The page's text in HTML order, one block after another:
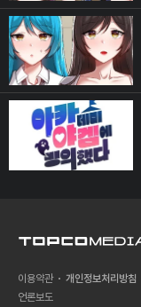
이용약관 개인정보처리방침
언론보도